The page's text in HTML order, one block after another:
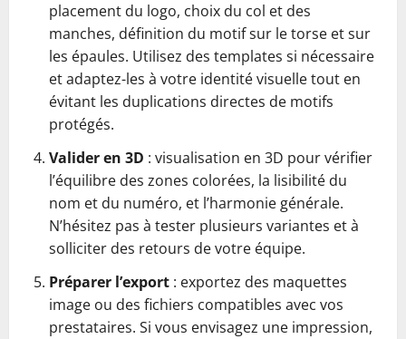
placement du logo, choix du col et des
manches, définition du motif sur le torse et sur
les épaules. Utilisez des templates si nécessaire
et adaptez-les à votre identité visuelle tout en
évitant les duplications directes de motifs
protégés.
Valider en 3D : visualisation en 3D pour vérifier
l’équilibre des zones colorées, la lisibilité du
nom et du numéro, et l’harmonie générale.
N’hésitez pas à tester plusieurs variantes et à
solliciter des retours de votre équipe.
Préparer l’export : exportez des maquettes
image ou des fichiers compatibles avec vos
prestataires. Si vous envisagez une impression,